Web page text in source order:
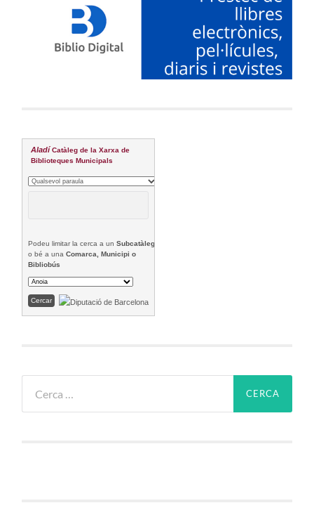
Aladí Catàleg de la Xarxa de
Biblioteques Municipals
Podeu limitar la cerca a unSubcatàleg
o bé a unaComarca, Municipi o
Bibliobús